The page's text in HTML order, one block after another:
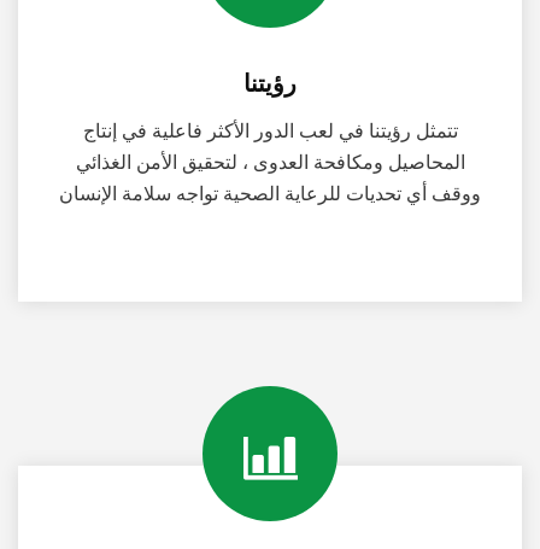
رؤيتنا
تتمثل رؤيتنا في لعب الدور الأكثر فاعلية في إنتاج
المحاصيل ومكافحة العدوى ، لتحقيق الأمن الغذائي
ووقف أي تحديات للرعاية الصحية تواجه سلامة الإنسان